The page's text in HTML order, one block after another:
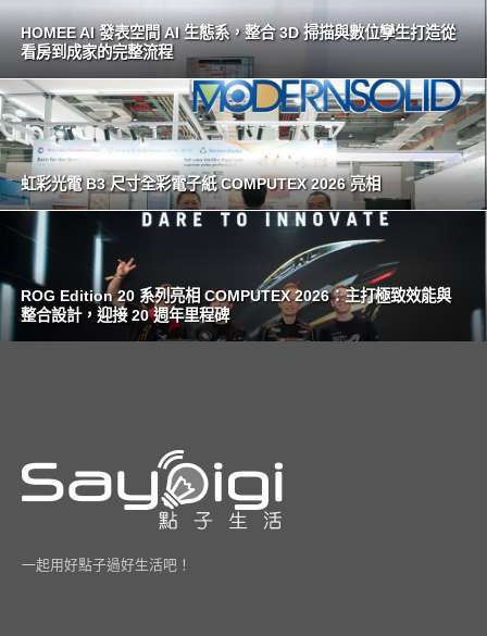
HOMEE AI 發表空間 AI 生態系，整合 3D 掃描與數位孿生打造從
看房到成家的完整流程
虹彩光電 B3 尺寸全彩電子紙 COMPUTEX 2026 亮相
ROG Edition 20 系列亮相 COMPUTEX 2026：主打極致效能與
整合設計，迎接 20 週年里程碑
一起用好點子過好生活吧！